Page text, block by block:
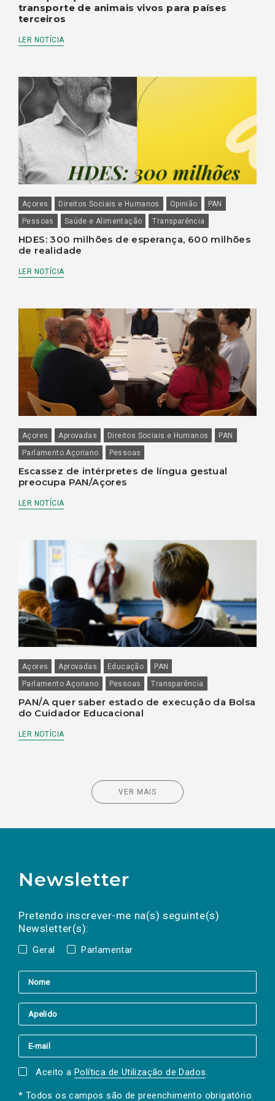
transporte de animais vivos para países
terceiros
LER NOTÍCIA
Açores Direitos Sociais e Humanos Opinião
PAN
Pessoas
Saúde e Alimentação Transparência
HDES: 300 milhões de esperança, 600 milhões
de realidade
LER NOTÍCIA
Açores Aprovadas Direitos Sociais e Humanos
PAN
Parlamento Açoriano
Pessoas
Escassez de intérpretes de língua gestual
preocupa PAN/Açores
LER NOTÍCIA
Açores Aprovadas Educação
PAN
Parlamento Açoriano
Pessoas Transparência
PAN/A quer saber estado de execução da Bolsa
do Cuidador Educacional
LER NOTÍCIA
VER MAIS
Newsletter
Pretendo inscrever-me na(s) seguinte(s)
Newsletter(s):
Geral Parlamentar
a(s) newsletter(s).
mail
Aceito a Política de Utilização de Dados.
* Todos os campos são de preenchimento obrigatório.